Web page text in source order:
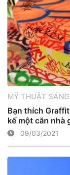
MỸ THUẬT
Bạn thích
kế một căn nhà
09/03/2021